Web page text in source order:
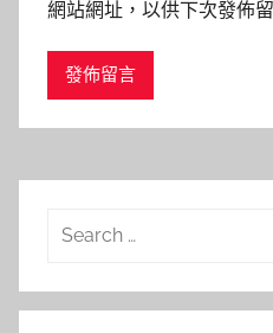
網站網址，以供下次發佈
Search